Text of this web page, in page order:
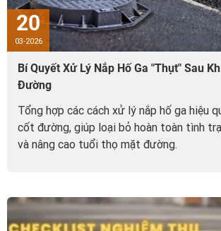
20
03-2026
Bí Quyết Xử Lý Nắp Hố Ga "Thụt" Sau
Đường
Tổng hợp các cách xử lý nắp hố ga hiệu
cốt đường, giúp loại bỏ hoàn toàn tình
và nâng cao tuổi thọ mặt đường.